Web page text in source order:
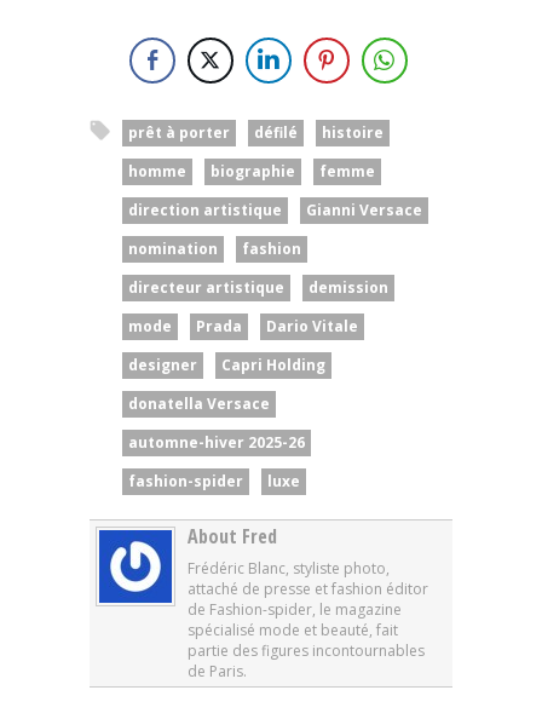
prêt à porter défilé
histoire
homme
biographie
femme
direction artistique
Gianni Versace
nomination
fashion
directeur artistique
demission
mode
Prada
Dario Vitale
designer
Capri Holding
donatella Versace
automne-hiver 2025-26
fashion-spider
luxe
About Fred
Frédéric Blanc, styliste photo,
attaché de presse et fashion éditor
de Fashion-spider, le magazine
spécialisé mode et beauté, fait
partie des figures incontournables
de Paris.